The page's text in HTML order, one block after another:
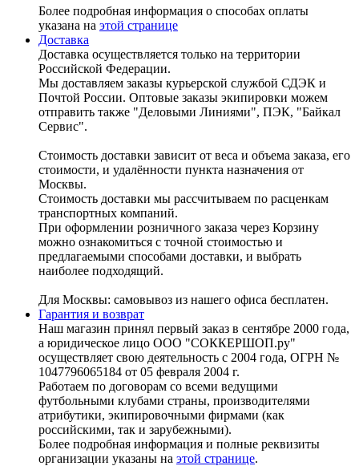
Более подробная информация о способах оплаты
указана на этой странице
Доставка
Доставка осуществляется только на территории
Российской Федерации.
Мы доставляем заказы курьерской службой СДЭК и
Почтой России. Оптовые заказы экипировки можем
отправить также "Деловыми Линиями", ПЭК, "Байкал
Сервис".
Стоимость доставки зависит от веса и объема заказа, его
стоимости, и удалённости пункта назначения от
Москвы.
Стоимость доставки мы рассчитываем по расценкам
транспортных компаний.
При оформлении розничного заказа через Корзину
можно ознакомиться с точной стоимостью и
предлагаемыми способами доставки, и выбрать
наиболее подходящий.
Для Москвы: самовывоз из нашего офиса бесплатен.
Гарантия и возврат
Наш магазин принял первый заказ в сентябре 2000 года,
а юридическое лицо ООО "СОККЕРШОП.ру"
осуществляет свою деятельность с 2004 года, ОГРН №
1047796065184 от 05 февраля 2004 г.
Работаем по договорам со всеми ведущими
футбольными клубами страны, производителями
атрибутики, экипировочными фирмами (как
российскими, так и зарубежными).
Более подробная информация и полные реквизиты
организации указаны на этой странице.